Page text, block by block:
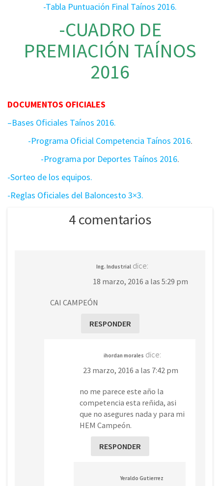
-Tabla Puntuación Final Taínos 2016.
-CUADRO DE
PREMIACIÓN TAÍNOS
2016
DOCUMENTOS OFICIALES
–Bases Oficiales Taínos 2016.
-Programa Oficial Competencia Taínos 2016.
-Programa por Deportes Taínos 2016.
-Sorteo de los equipos.
-Reglas Oficiales del Baloncesto 3×3.
4 comentarios
Ing. Industrial dice:
18 marzo, 2016 a las 5:29 pm
CAI CAMPEÓN
RESPONDER
ihordan morales dice:
23 marzo, 2016 a las 7:42 pm
no me parece este año la
competencia esta reñida, asi
que no asegures nada y para mi
HEM Campeón.
RESPONDER
Yeraldo Gutierrez